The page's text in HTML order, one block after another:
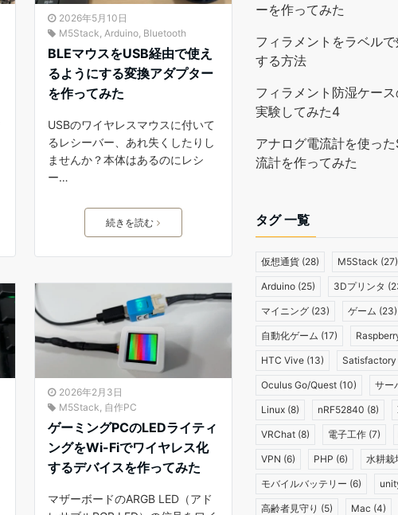
2026年5月10日
M5Stack Arduino Bluetooth
BLEマウスをUSB経由で使え
るようにする変換アダプター
を作ってみた
USBのワイヤレスマウスに付いて
るレシーバー、あれ失くしたりし
ませんか？本体はあるのにレシ
ー…
続きを読む
2026年2月3日
M5Stack 自作PC
ゲーミングPCのLEDライティ
ングをWi-Fiでワイヤレス化
するデバイスを作ってみた
マザーボードのARGB LED（アド
ーを作ってみた
フィラメントをラベル
する方法
フィラメント防湿ケー
実験してみた4
アナログ電流計を使っ
流計を作ってみた
タグ 一覧
仮想通貨 (28) M5Stack (27)
Arduino (25) 3Dプリンタ
マイニング (23) ゲーム (23)
自動化ゲーム (17)
HTC Vive (13) Satisfactory
Oculus Go/Quest (10) サー
Linux (8) nRF52840 (8)
VRChat (8) 電子工作 (7)
VPN (6) PHP (6) 水耕栽
モバイルバッテリー (6)
高齢者見守り (5) Mac (4)